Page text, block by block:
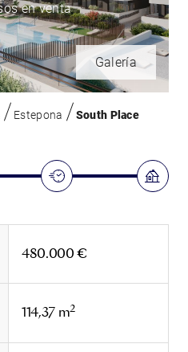
en venta
Galería
Estepona South Place
480.000 €
114,37 m2